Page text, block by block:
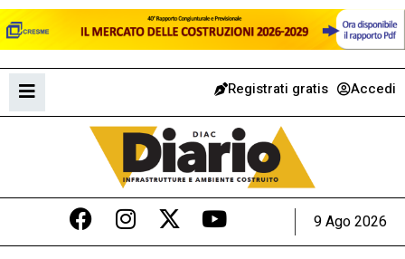
Registrati gratis Accedi
9 Ago 2026